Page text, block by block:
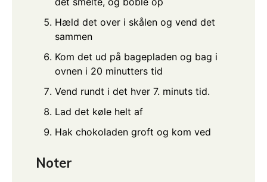
Hæld det over i skålen og vend det
sammen
Kom det ud på bagepladen og bag i
ovnen i 20 minutters tid
Vend rundt i det hver 7. minuts tid.
Lad det køle helt af
Hak chokoladen groft og kom ved
Noter